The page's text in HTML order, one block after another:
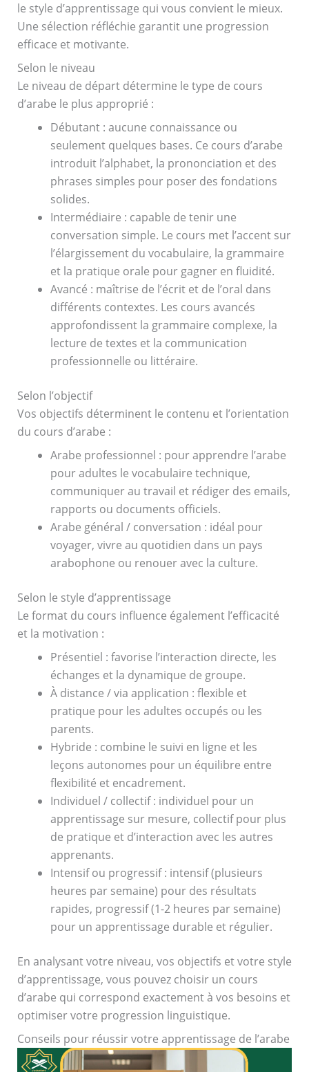
le style d’apprentissage qui vous convient le mieux.
Une sélection réfléchie garantit une progression
efficace et motivante.
Selon le niveau
Le niveau de départ détermine le type de cours
d’arabe le plus approprié :
Débutant : aucune connaissance ou
seulement quelques bases. Ce cours d’arabe
introduit l’alphabet, la prononciation et des
phrases simples pour poser des fondations
solides.
Intermédiaire : capable de tenir une
conversation simple. Le cours met l’accent sur
l’élargissement du vocabulaire, la grammaire
et la pratique orale pour gagner en fluidité.
Avancé : maîtrise de l’écrit et de l’oral dans
différents contextes. Les cours avancés
approfondissent la grammaire complexe, la
lecture de textes et la communication
professionnelle ou littéraire.
Selon l’objectif
Vos objectifs déterminent le contenu et l’orientation
du cours d’arabe :
Arabe professionnel : pourapprendre l’arabe
pour adultes le vocabulaire technique,
communiquer au travail et rédiger des emails,
rapports ou documents officiels.
Arabe général / conversation : idéal pour
voyager, vivre au quotidien dans un pays
arabophone ou renouer avec la culture.
Selon le style d’apprentissage
Le format du cours influence également l’efficacité
et la motivation :
Présentiel : favorise l’interaction directe, les
échanges et la dynamique de groupe.
À distance / via application : flexible et
pratique pour les adultes occupés ou les
parents.
Hybride : combine le suivi en ligne et les
leçons autonomes pour un équilibre entre
flexibilité et encadrement.
Individuel / collectif : individuel pour un
apprentissage sur mesure, collectif pour plus
de pratique et d’interaction avec les autres
apprenants.
Intensif ou progressif : intensif (plusieurs
heures par semaine) pour des résultats
rapides, progressif (1-2 heures par semaine)
pour un apprentissage durable et régulier.
En analysant votre niveau, vos objectifs et votre style
d’apprentissage, vous pouvez choisir un cours
d’arabe qui correspond exactement à vos besoins et
optimiser votre progression linguistique.
Conseils pour réussir votre apprentissage de l’arabe